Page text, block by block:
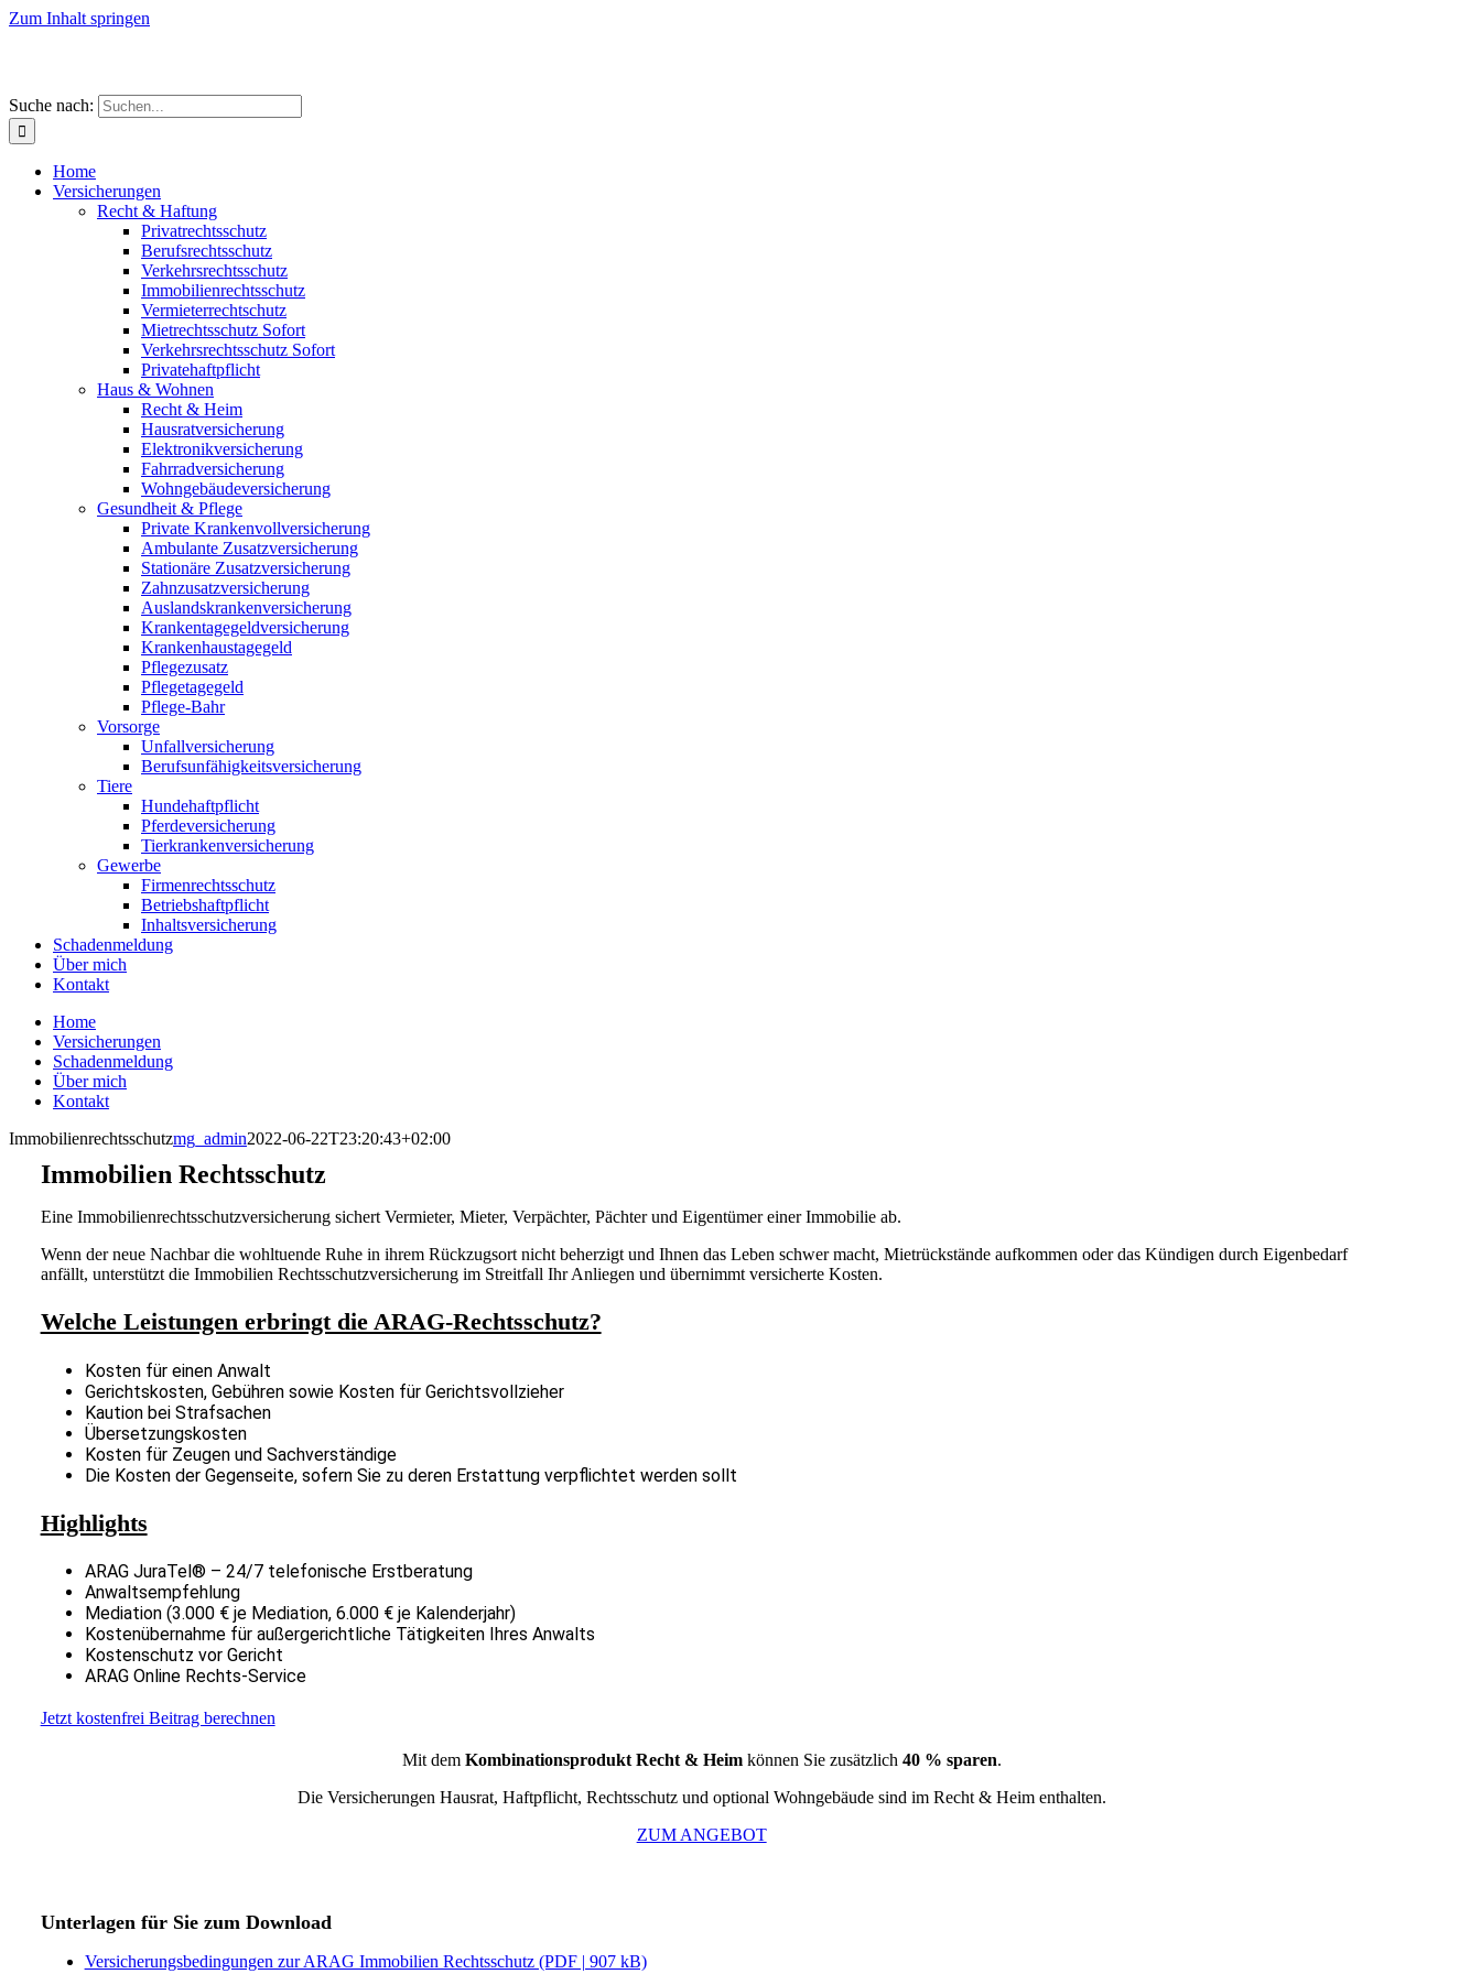
Zum Inhalt springen
Suche nach:
Home
Versicherungen
Recht & Haftung
Privatrechtsschutz
Berufsrechtsschutz
Verkehrsrechtsschutz
Immobilienrechtsschutz
Vermieterrechtschutz
Mietrechtsschutz Sofort
Verkehrsrechtsschutz Sofort
Privatehaftpflicht
Haus & Wohnen
Recht & Heim
Hausratversicherung
Elektronikversicherung
Fahrradversicherung
Wohngebäudeversicherung
Gesundheit & Pflege
Private Krankenvollversicherung
Ambulante Zusatzversicherung
Stationäre Zusatzversicherung
Zahnzusatzversicherung
Auslandskrankenversicherung
Krankentagegeldversicherung
Krankenhaustagegeld
Pflegezusatz
Pflegetagegeld
Pflege-Bahr
Vorsorge
Unfallversicherung
Berufsunfähigkeitsversicherung
Tiere
Hundehaftpflicht
Pferdeversicherung
Tierkrankenversicherung
Gewerbe
Firmenrechtsschutz
Betriebshaftpflicht
Inhaltsversicherung
Schadenmeldung
Über mich
Kontakt
Home
Versicherungen
Schadenmeldung
Über mich
Kontakt
Immobilienrechtsschutzmg_admin2022-06-22T23:20:43+02:00
Immobilien Rechtsschutz
Eine Immobilienrechtsschutzversicherung sichert Vermieter, Mieter, Verpächter, Pächter und Eigentümer einer Immobilie ab.
Wenn der neue Nachbar die wohltuende Ruhe in ihrem Rückzugsort nicht beherzigt und Ihnen das Leben schwer macht, Mietrückstände aufkommen oder das Kündigen durch Eigenbedarf
anfällt, unterstützt die Immobilien Rechtsschutzversicherung im Streitfall Ihr Anliegen und übernimmt versicherte Kosten.
Welche Leistungen erbringt die ARAG-Rechtsschutz?
Kosten für einen Anwalt
Gerichtskosten, Gebühren sowie Kosten für Gerichtsvollzieher
Kaution bei Strafsachen
Übersetzungskosten
Kosten für Zeugen und Sachverständige
Die Kosten der Gegenseite, sofern Sie zu deren Erstattung verpflichtet werden sollt
Highlights
ARAG JuraTel® – 24/7 telefonische Erstberatung
Anwaltsempfehlung
Mediation (3.000 € je Mediation, 6.000 € je Kalenderjahr)
Kostenübernahme für außergerichtliche Tätigkeiten Ihres Anwalts
Kostenschutz vor Gericht
ARAG Online Rechts-Service
Jetzt kostenfrei Beitrag berechnen
Mit dem Kombinationsprodukt Recht & Heimkönnen Sie zusätzlich 40 % sparen.
Die Versicherungen Hausrat, Haftpflicht, Rechtsschutz und optional Wohngebäude sind im Recht & Heim enthalten.
ZUM ANGEBOT
Unterlagen für Sie zum Download
Versicherungsbedingungen zur ARAG Immobilien Rechtsschutz (PDF | 907 kB)